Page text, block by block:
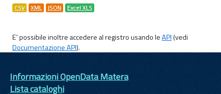
CSV XML JSON Excel XLS
E' possibile inoltre accedere al registro usando leAPI(vedi
Documentazione API).
Informazioni OpenData Matera
Lista cataloghi